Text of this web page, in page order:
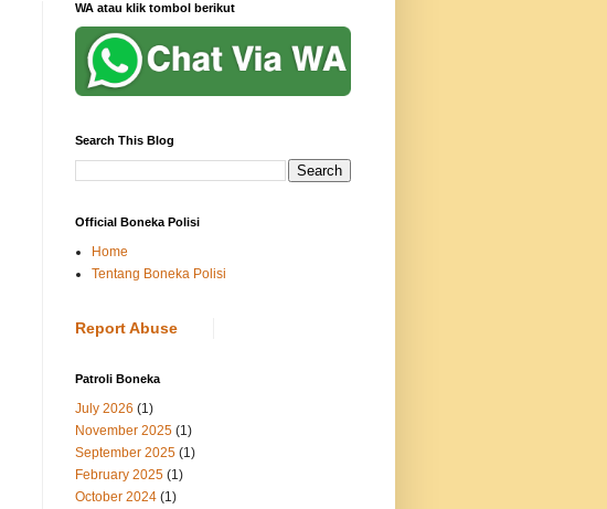
WA atau klik tombol berikut
Search This Blog
Official Boneka Polisi
Home
Tentang Boneka Polisi
Report Abuse
Patroli Boneka
July 2026 (1)
November 2025 (1)
September 2025 (1)
February 2025 (1)
October 2024 (1)